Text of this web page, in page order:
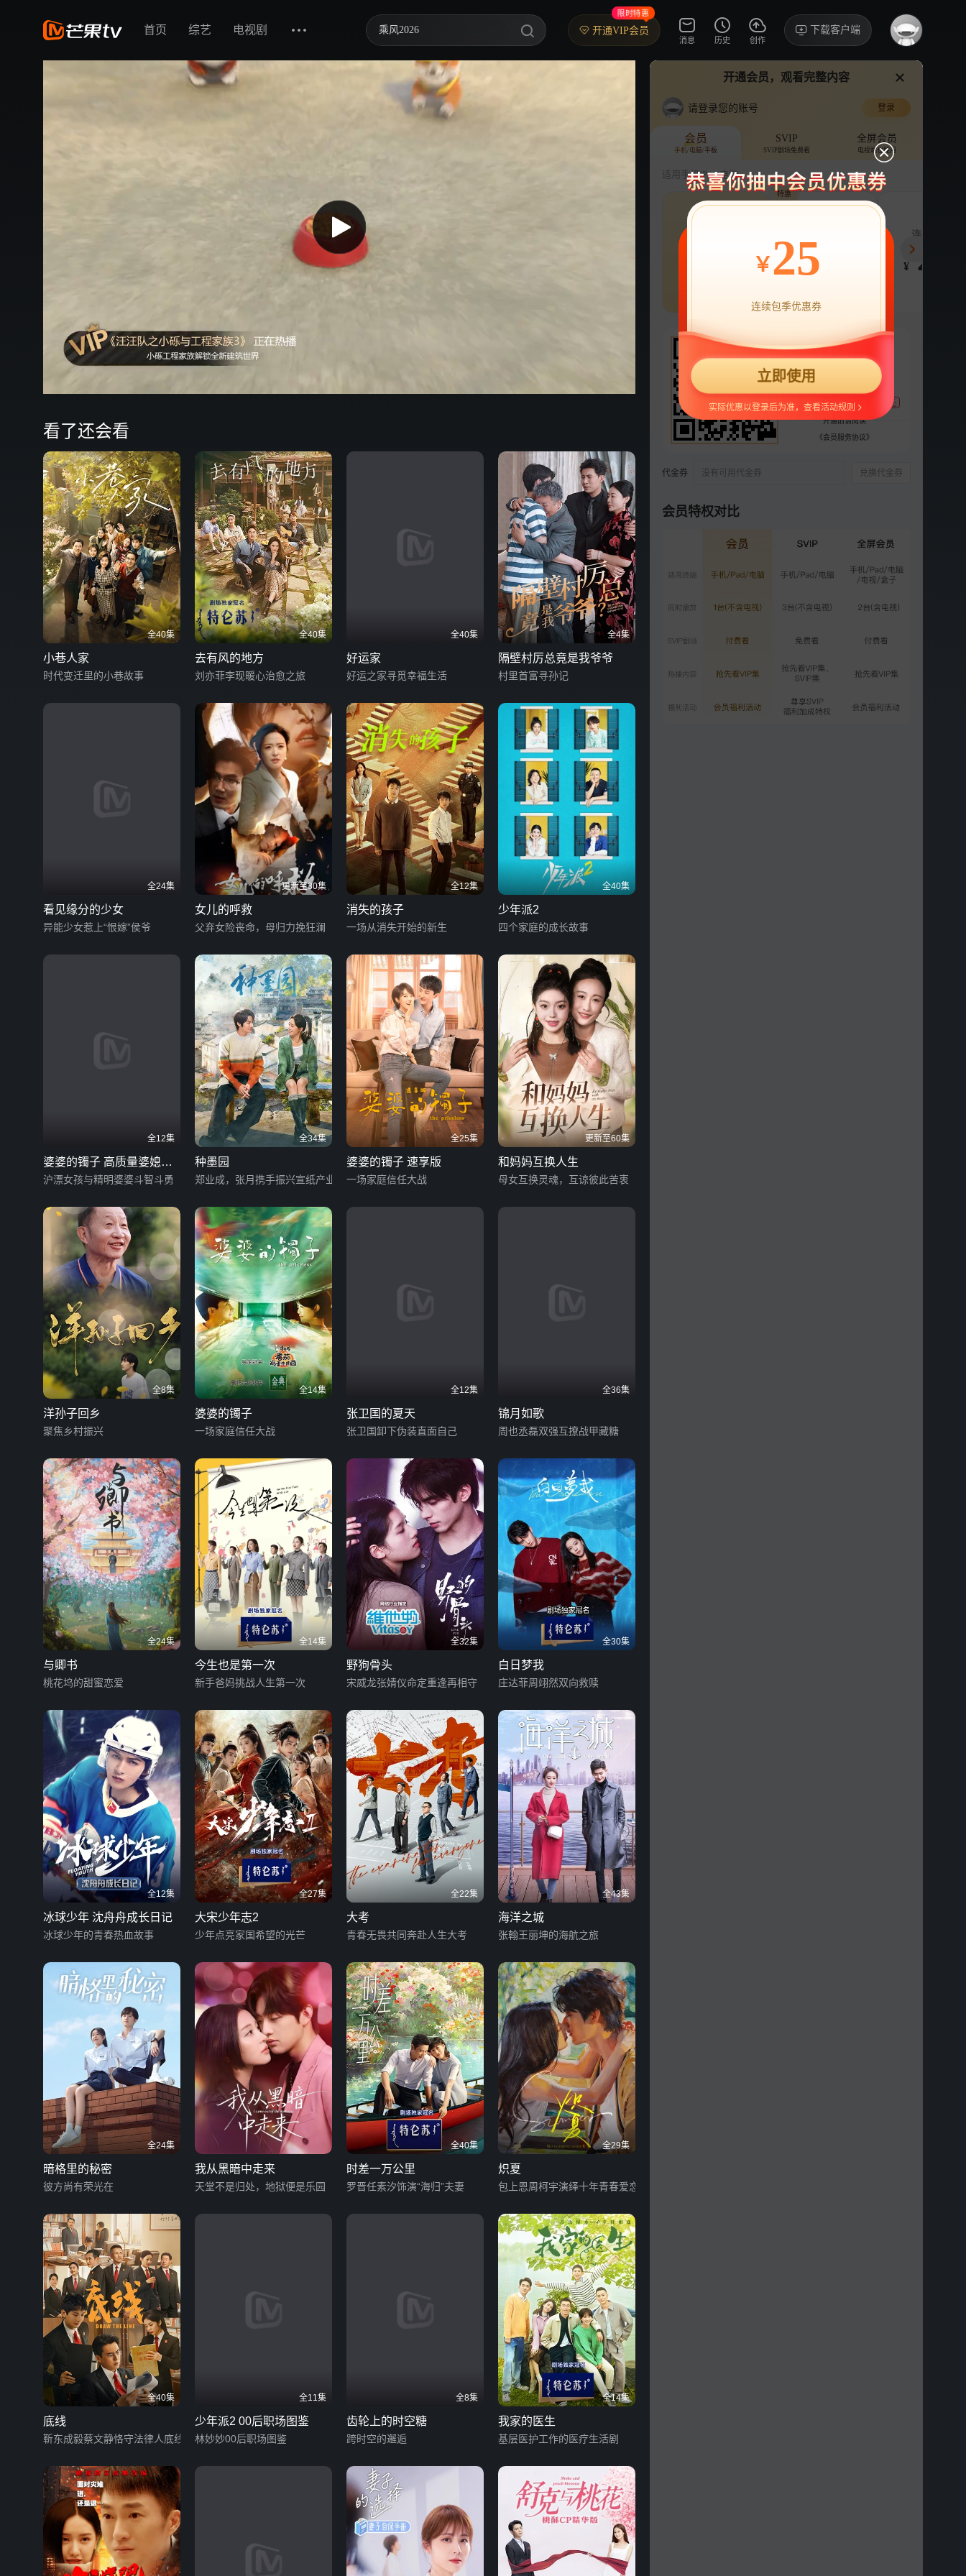
首页 综艺 电视剧 乘风2026
中餐厅·南洋拾光季
快乐老家
忙忙碌碌寻宝藏2
爸爸当家 第五季
开通VIP会员
限时特惠
消息 历史 创作
下载客户端
看了还会看
全40集
小巷人家
时代变迁里的小巷故事
全40集
去有风的地方
刘亦菲李现暖心治愈之旅
全40集
好运家
好运之家寻觅幸福生活
全4集
隔壁村厉总竟是我爷爷
村里首富寻孙记
全24集
看见缘分的少女
异能少女惹上“恨嫁”侯爷
更新至30集
女儿的呼救
父弃女险丧命，母归力挽狂澜
全12集
消失的孩子
一场从消失开始的新生
全40集
少年派2
四个家庭的成长故事
全12集
婆婆的镯子 高质量婆媳相
处之道
沪漂女孩与精明婆婆斗智斗勇
全34集
种墨园
郑业成，张月携手振兴宣纸产业
全25集
婆婆的镯子 速享版
一场家庭信任大战
更新至60集
和妈妈互换人生
母女互换灵魂，互谅彼此苦衷
全8集
洋孙子回乡
聚焦乡村振兴
全14集
婆婆的镯子
一场家庭信任大战
全12集
张卫国的夏天
张卫国卸下伪装直面自己
全36集
锦月如歌
周也丞磊双强互撩战甲藏糖
全24集
与卿书
桃花坞的甜蜜恋爱
全14集
今生也是第一次
新手爸妈挑战人生第一次
全32集
野狗骨头
宋威龙张婧仪命定重逢再相守
全30集
白日梦我
庄达菲周翊然双向救赎
全12集
冰球少年 沈舟舟成长日记
冰球少年的青春热血故事
全27集
大宋少年志2
少年点亮家国希望的光芒
全22集
大考
青春无畏共同奔赴人生大考
全43集
海洋之城
张翰王丽坤的海航之旅
全24集
暗格里的秘密
彼方尚有荣光在
我从黑暗中走来
天堂不是归处，地狱便是乐园
全40集
时差一万公里
罗晋任素汐饰演“海归”夫妻
全29集
炽夏
包上恩周柯宇演绎十年青春爱恋
全40集
底线
靳东成毅蔡文静恪守法律人底线
全11集
少年派2 00后职场图鉴
林妙妙00后职场图鉴
全8集
齿轮上的时空糖
跨时空的邂逅
全14集
我家的医生
基层医护工作的医疗生活剧
讨论·941
欢乐家长群
电视剧 24.7亿次播放 张嘉益 陈好
评论 142.2万分享
免前贴片广告，解锁会员权益
广告特权
立即开通
第2季
1 2 3
预
4
预
5
6
预
3
VIP VIP
13
更多选集
刘向上反对老人插手教育
开通会员，观看完整内容
请登录您的账号 登录
会员
手机/电脑/平板
SVIP
SVIP剧场免费看
全屏会员
电视端也能用
适用手机/Pad/电脑
63
特惠
连续包年
¥ 218
¥ 248
支持 扫码支付
支付宝随机立减，最高88元
开通前请阅读
《会员服务协议》
代金券 没有可用代金券 兑换代金券
会员特权对比
￥25
连续包季优惠券
立即使用
实际优惠以登录后为准，查看活动规则